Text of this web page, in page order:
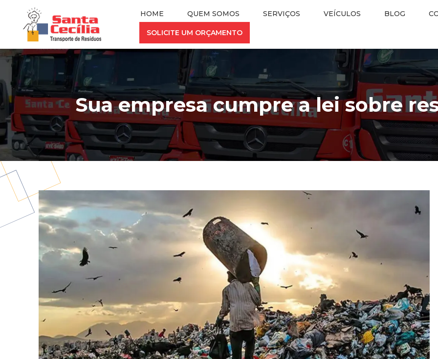
HOME QUEM SOMOS SERVIÇOS VEÍCULOS BLOG
SOLICITE UM ORÇAMENTO
Sua empresa cumpre a lei sobre